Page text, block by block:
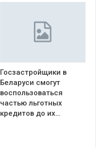
Госзастройщики в
Беларуси смогут
воспользоваться
частью льготных
кредитов до их…